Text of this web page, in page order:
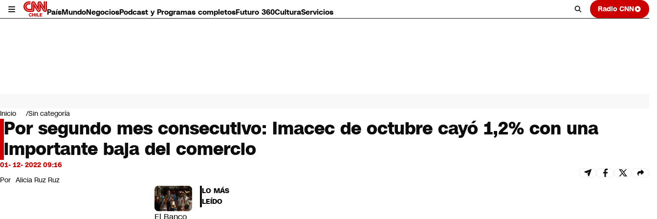
PaísMundoNegociosPodcast y Programas completosFuturo 360CulturaServicios Radio CNN
Mundo
Negocios
Deportes
Programas completos
Cultura
Servicios
Bits
CNN Data
Inicio Sin categoría
Por segundo mes consecutivo: Imacec de octubre cayó 1,2% con una
importante baja del comercio
01- 12- 2022 09:16
Por Alicia Ruz Ruz
El Banco
LO MÁS
LEÍDO